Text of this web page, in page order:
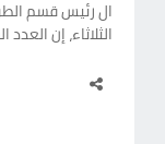
ال ‌رئيس قسم
الثلاثاء، إن
الكونغو ‌يبلغ
أضعافه. وقال